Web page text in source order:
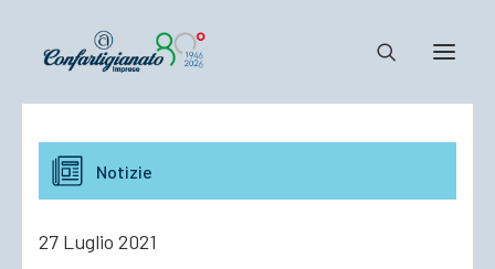
Notizie e Documenti
Confartigianato
Notizie
27 Luglio 2021